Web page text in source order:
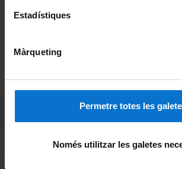
Estadístiques
Màrqueting
Permetre totes les
Només utilitzar les galetes
Fundadora de la Miembro de la